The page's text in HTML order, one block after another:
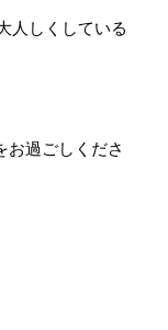
しくしている
お過ごしくださ